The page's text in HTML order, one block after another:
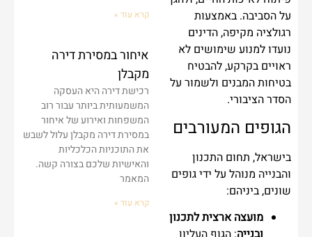
קרא עוד »
איחור במסירת דירה
מקבלן
רכישת דירה היא העסקה
המשמעותית ביותר עבור רוב
המשפחות ואירוע של איחור
במסירת דירה מקבלן עלול לשבש
את התוכניות הכלכליות
והאישיות שלכם בצורה קשה.
המאמר
קרא עוד »
על הסביבה. באמצעות
רגולציה מקיפה, הדינים
נועדו למנוע שימושים לא
ראויים בקרקע, להבטיח
בטיחות המבנים ולשמור על
הסדר הציבורי.
הגופים המעורבים
בישראל, תחום התכנון
והבנייה מנוהל על ידי גופים
שונים, ביניהם:
מועצה ארצית לתכנון